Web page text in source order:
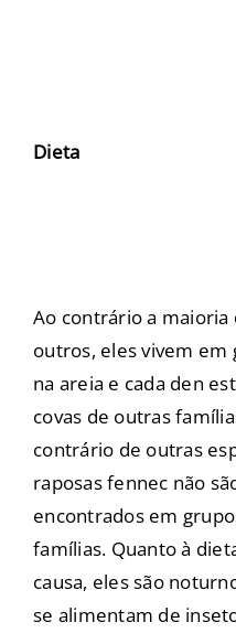
Dieta
Ao contrário a maioria
outros, eles vivem em
na areia e cada den
covas de outras
contrário de outras
raposas fennec não
encontrados em
famílias. Quanto à
causa, eles são
se alimentam de